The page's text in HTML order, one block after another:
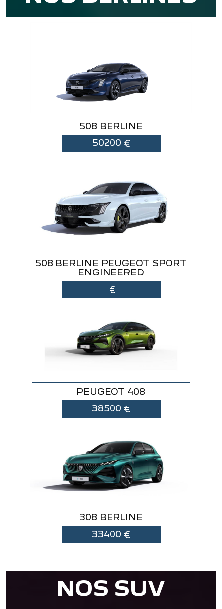
508 BERLINE
50200 €
508 BERLINE PEUGEOT SPORT
ENGINEERED
€
PEUGEOT 408
38500 €
308 BERLINE
33400 €
NOS SUV